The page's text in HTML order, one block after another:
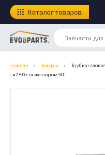
Каталог товаров
Главная › Товары ›
Трубка
L=280 с инжектором SIT